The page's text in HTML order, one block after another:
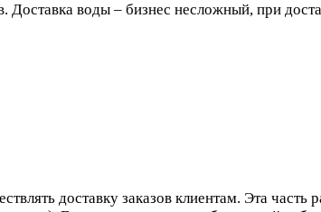
воды – бизнес несложный, при
доставку заказов клиентам. Эта часть